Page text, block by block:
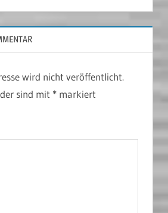
wird nicht veröffentlicht.
sind mit *markiert